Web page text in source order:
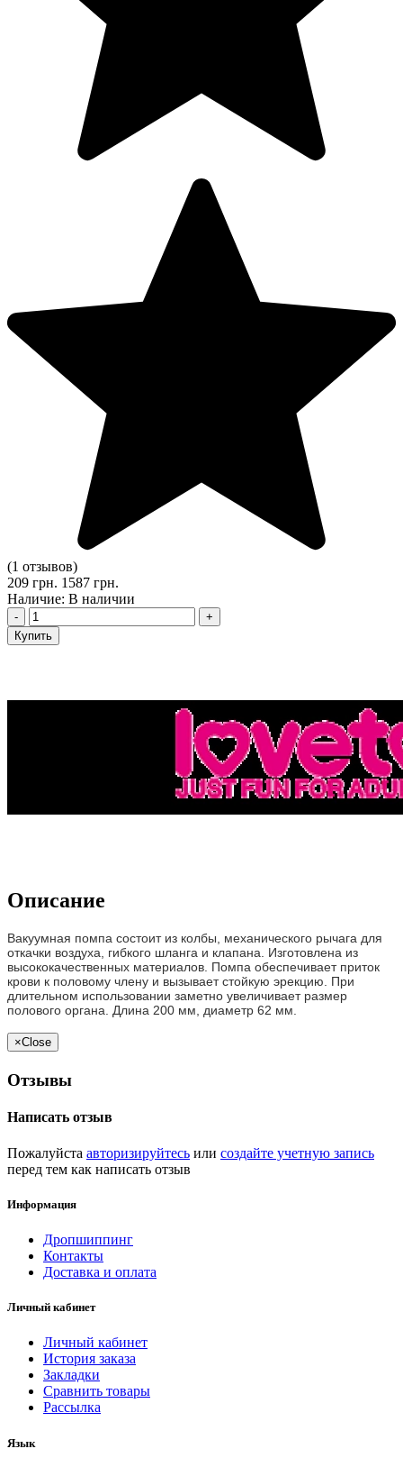
(1 отзывов)
209 грн. 1587 грн.
Наличие: В наличии
-
+
Купить
Описание
Вакуумная помпа состоит из колбы, механического рычага для
откачки воздуха, гибкого шланга и клапана. Изготовлена ​​из
высококачественных материалов. Помпа обеспечивает приток
крови к половому члену и вызывает стойкую эрекцию. При
длительном использовании заметно увеличивает размер
полового органа. Длина 200 мм, диаметр 62 мм.
×Close
Отзывы
Написать отзыв
Пожалуйста авторизируйтесь или создайте учетную запись
перед тем как написать отзыв
Информация
Дропшиппинг
Контакты
Доставка и оплата
Личный кабинет
Личный кабинет
История заказа
Закладки
Сравнить товары
Рассылка
Язык